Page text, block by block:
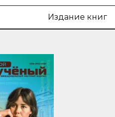
Издание книг